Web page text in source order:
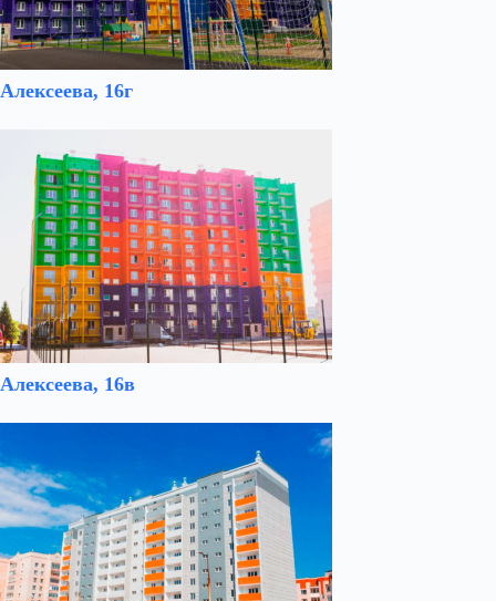
Алексеева, 16г
Алексеева, 16в